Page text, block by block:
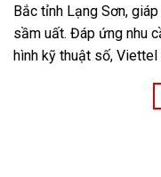
Bắc tỉnh Lạng Sơn,
sầm uất. Đáp ứng nhu
hình kỹ thuật số, Viettel